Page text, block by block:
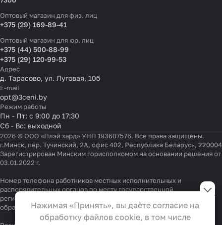
Оптовый магазин для физ. лиц
+375 (29) 169-89-41
Оптовый магазин для юр. лиц
+375 (44) 500-88-99
+375 (29) 120-99-53
Адрес
д. Тарасово, ул. Луговая, 10б
E-mail
opt@3ceni.by
Режим работы
Пн - Пт: с 9:00 до 17:30
Сб - Вс: выходной
2026 © ООО «Плэй хард» УНП 193607576. Все права защищены.
г.Минск, пер. Тучинский, 2А, офис 402, Республика Беларусь, 220004
Зарегистрирован Минским горисполкомом на основании решения от
03.01.2022 г.
Номер телефона работников местных исполнительных и
распорядительных органов по месту государственной
регистрации ООО «Плэй хард», уполномоченных рассматривать
обращения покупателей:+375 17 323-41-58,+375 17 370-30-64
Настройки файлов cookie
Функциональные
Эти файлы необходимы для
Нажимая «Принять», вы даёте согласие на
обработку файлов cookie, в том числе